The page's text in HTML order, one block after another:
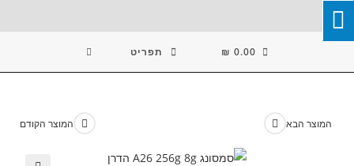
Skip
To
₪ 0.00 תפריט
המוצר הקודם המוצר הבא